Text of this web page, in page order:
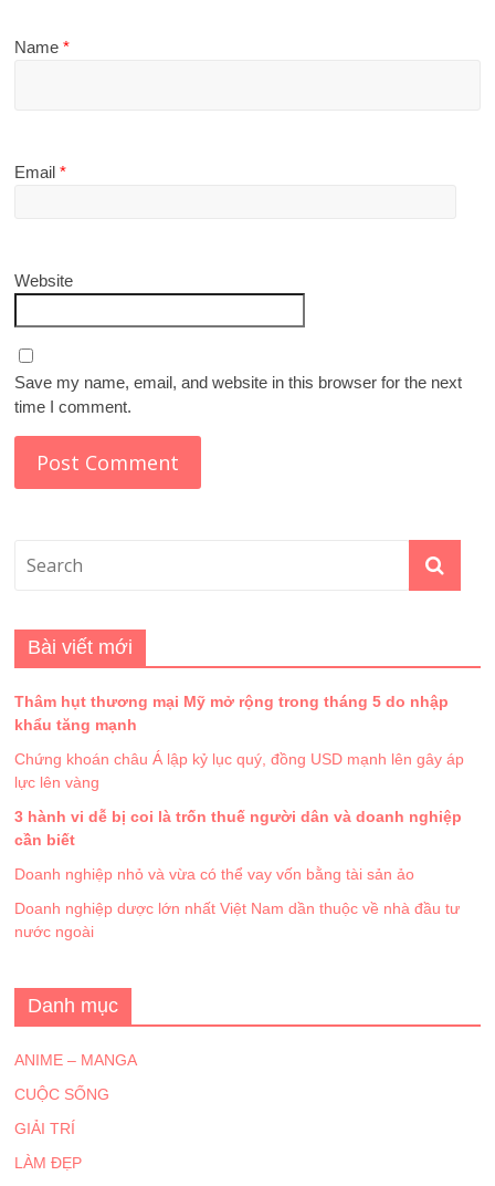
Name*
Email*
Website
Save my name, email, and website in this browser for the next
time I comment.
Bài viết mới
Thâm hụt thương mại Mỹ mở rộng trong tháng 5 do nhập
khẩu tăng mạnh
Chứng khoán châu Á lập kỷ lục quý, đồng USD mạnh lên gây áp
lực lên vàng
3 hành vi dễ bị coi là trốn thuế người dân và doanh nghiệp
cần biết
Doanh nghiệp nhỏ và vừa có thể vay vốn bằng tài sản ảo
Doanh nghiệp dược lớn nhất Việt Nam dần thuộc về nhà đầu tư
nước ngoài
Danh mục
ANIME – MANGA
CUỘC SỐNG
GIẢI TRÍ
LÀM ĐẸP